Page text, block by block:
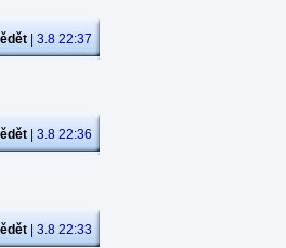
| 3.8 22:37
| 3.8 22:36
| 3.8 22:33